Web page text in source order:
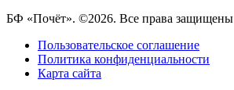
БФ «Почёт». ©2026. Все права защищены
Пользовательское соглашение
Политика конфиденциальности
Карта сайта